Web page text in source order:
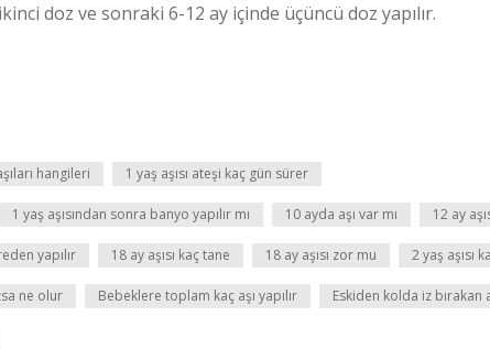
doz ve sonraki 6-12 ay içinde üçüncü doz yapılır.
hangileri 1 yaş aşısı ateşi kaç gün sürer
1 yaş aşısından sonra banyo yapılır mı 10 ayda aşı var mı 12 ay
yapılır 18 ay aşısı kaç tane 18 ay aşısı zor mu 2 yaş aşısı
ne olur Bebeklere toplam kaç aşı yapılır Eskiden kolda iz bırakan